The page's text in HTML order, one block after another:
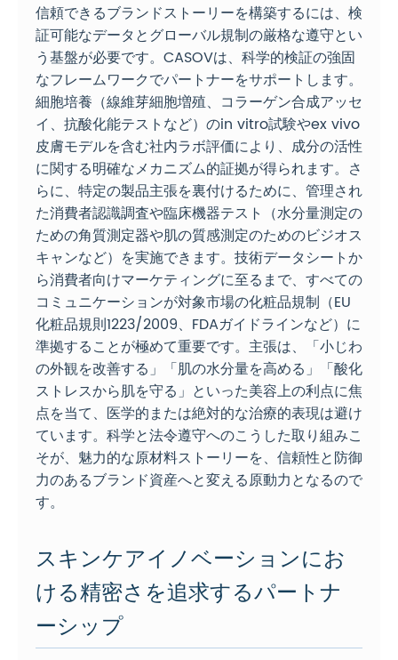
信頼できるブランドストーリーを構築するには、検
証可能なデータとグローバル規制の厳格な遵守とい
う基盤が必要です。CASOVは、科学的検証の強固
なフレームワークでパートナーをサポートします。
細胞培養（線維芽細胞増殖、コラーゲン合成アッセ
イ、抗酸化能テストなど）のin vitro試験やex vivo
皮膚モデルを含む社内ラボ評価により、成分の活性
に関する明確なメカニズム的証拠が得られます。さ
らに、特定の製品主張を裏付けるために、管理され
た消費者認識調査や臨床機器テスト（水分量測定の
ための角質測定器や肌の質感測定のためのビジオス
キャンなど）を実施できます。技術データシートか
ら消費者向けマーケティングに至るまで、すべての
コミュニケーションが対象市場の化粧品規制（EU
化粧品規則1223/2009、FDAガイドラインなど）に
準拠することが極めて重要です。主張は、「小じわ
の外観を改善する」「肌の水分量を高める」「酸化
ストレスから肌を守る」といった美容上の利点に焦
点を当て、医学的または絶対的な治療的表現は避け
ています。科学と法令遵守へのこうした取り組みこ
そが、魅力的な原材料ストーリーを、信頼性と防御
力のあるブランド資産へと変える原動力となるので
す。
スキンケアイノベーションにお
ける精密さを追求するパートナ
ーシップ